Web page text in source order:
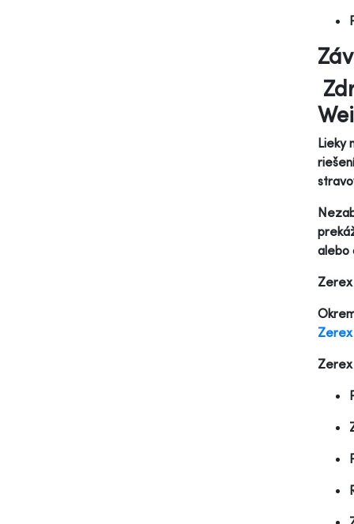
Lieky
alebo
Zerex
Zerex
Zerex